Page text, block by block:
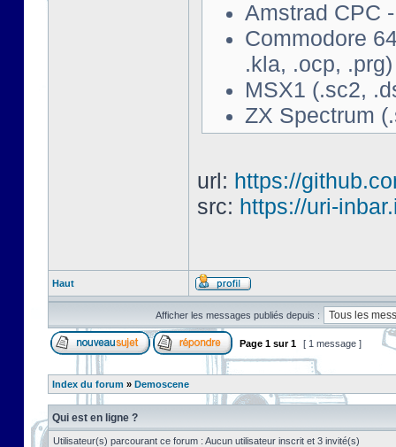
Amstrad CPC
Commodore
.kla, .ocp, .prg)
MSX1 (.sc2,
ZX Spectrum
url: https://
src: https://uri-
Haut
Afficher les messages publiés depuis :
Page 1 sur1 [ 1 message ]
Index du forum » Demoscene
Qui est en ligne ?
Utilisateur(s) parcourant ce forum : Aucun utilisateur inscrit et 3 invité(s)